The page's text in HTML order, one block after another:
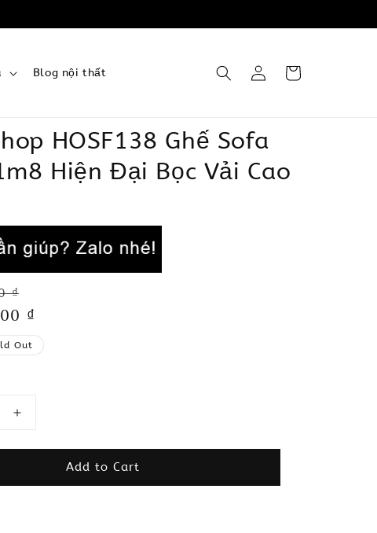
Blog nội thất
HOSF138 Ghế Sofa
Hiện Đại Bọc Vải Cao
₫
₫
Out
Add to Cart